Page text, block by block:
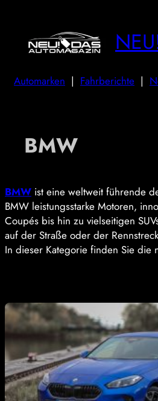
Automarken | Fahrberichte |
BMW
BMW ist eine weltweit führende
BMW leistungsstarke Motoren,
Coupés bis hin zu vielseitigen
auf der Straße oder der
In dieser Kategorie finden Sie die